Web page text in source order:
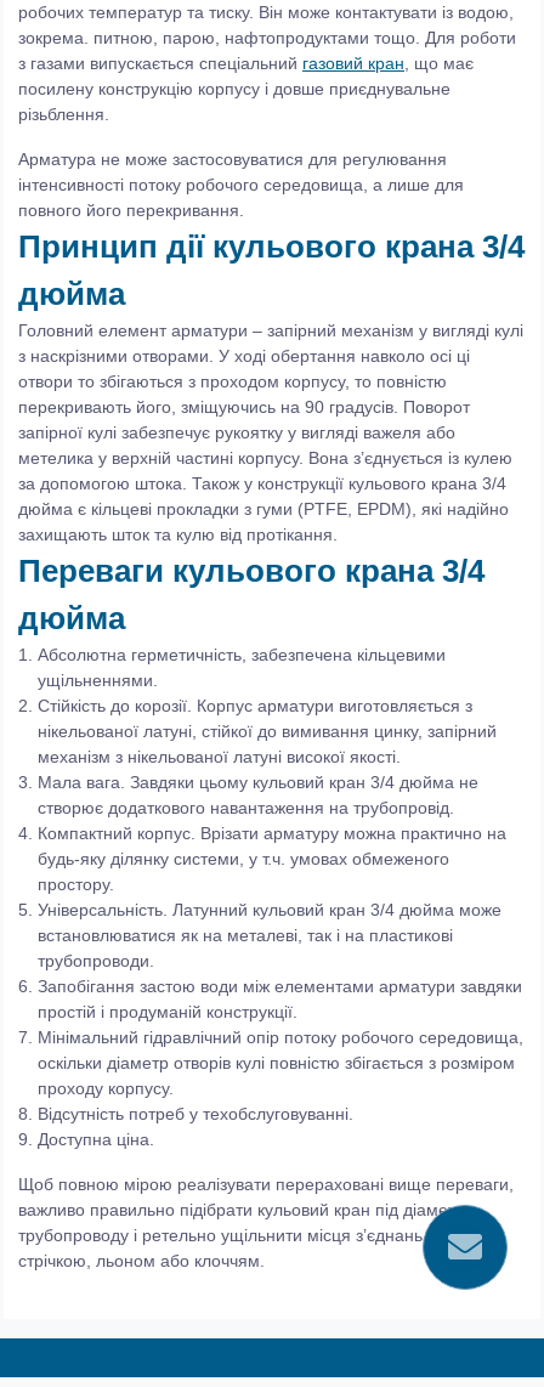
робочих температур та тиску. Він може контактувати із водою,
зокрема. питною, парою, нафтопродуктами тощо. Для роботи
з газами випускається спеціальний газовий кран , що має
посилену конструкцію корпусу і довше приєднувальне
різьблення.
Арматура не може застосовуватися для регулювання
інтенсивності потоку робочого середовища, а лише для
повного його перекривання.
Принцип дії кульового крана 3/4
дюйма
Головний елемент арматури – запірний механізм у вигляді кулі
з наскрізними отворами. У ході обертання навколо осі ці
отвори то збігаються з проходом корпусу, то повністю
перекривають його, зміщуючись на 90 градусів. Поворот
запірної кулі забезпечує рукоятку у вигляді важеля або
метелика у верхній частині корпусу. Вона з’єднується із кулею
за допомогою штока. Також у конструкції кульового крана 3/4
дюйма є кільцеві прокладки з гуми (PTFE, EPDM), які надійно
захищають шток та кулю від протікання.
Переваги кульового крана 3/4
дюйма
Абсолютна герметичність, забезпечена кільцевими
ущільненнями.
Стійкість до корозії. Корпус арматури виготовляється з
нікельованої латуні, стійкої до вимивання цинку, запірний
механізм з нікельованої латуні високої якості.
Мала вага. Завдяки цьому кульовий кран 3/4 дюйма не
створює додаткового навантаження на трубопровід.
Компактний корпус. Врізати арматуру можна практично на
будь-яку ділянку системи, у т.ч. умовах обмеженого
простору.
Універсальність. Латунний кульовий кран 3/4 дюйма може
встановлюватися як на металеві, так і на пластикові
трубопроводи.
Запобігання застою води між елементами арматури завдяки
простій і продуманій конструкції.
Мінімальний гідравлічний опір потоку робочого середовища,
оскільки діаметр отворів кулі повністю збігається з розміром
проходу корпусу.
Відсутність потреб у техобслуговуванні.
Доступна ціна.
Щоб повною мірою реалізувати перераховані вище переваги,
важливо правильно підібрати кульовий кран під діаметр
трубопроводу і ретельно ущільнити місця з’єднань ФУМ-
стрічкою, льоном або клоччям.